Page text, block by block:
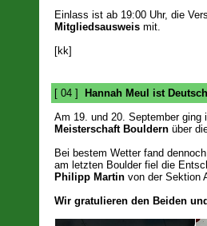
Einlass ist ab 19:00 Uhr, die
Mitgliedsausweismit.
[kk]
[ 04 ]
Hannah Meul ist
Am 19. und 20. September ging
Meisterschaft Bouldernüber
Bei bestem Wetter fand
am letzten Boulder fiel die
Philipp Martinvon der Sektion
Wir gratulieren den Beiden